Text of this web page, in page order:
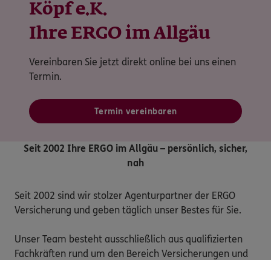
Köpf e.K.
Vereinbaren Sie jetzt direkt online bei uns einen
Termin.
Termin vereinbaren
Seit 2002 Ihre ERGO im Allgäu – persönlich, sicher,
nah
Seit 2002 sind wir stolzer Agenturpartner der ERGO
Versicherung und geben täglich unser Bestes für Sie.
Unser Team besteht ausschließlich aus qualifizierten
Fachkräften rund um den Bereich Versicherungen und